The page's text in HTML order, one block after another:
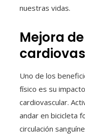
nuestras vidas.
Mejora
Uno de los
físico es su
cardiovascular.
andar en bicicleta
circulación